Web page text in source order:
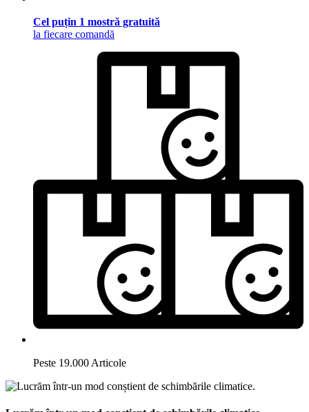
Cel puțin 1 mostră gratuită
la fiecare comandă
Peste 19.000 Articole